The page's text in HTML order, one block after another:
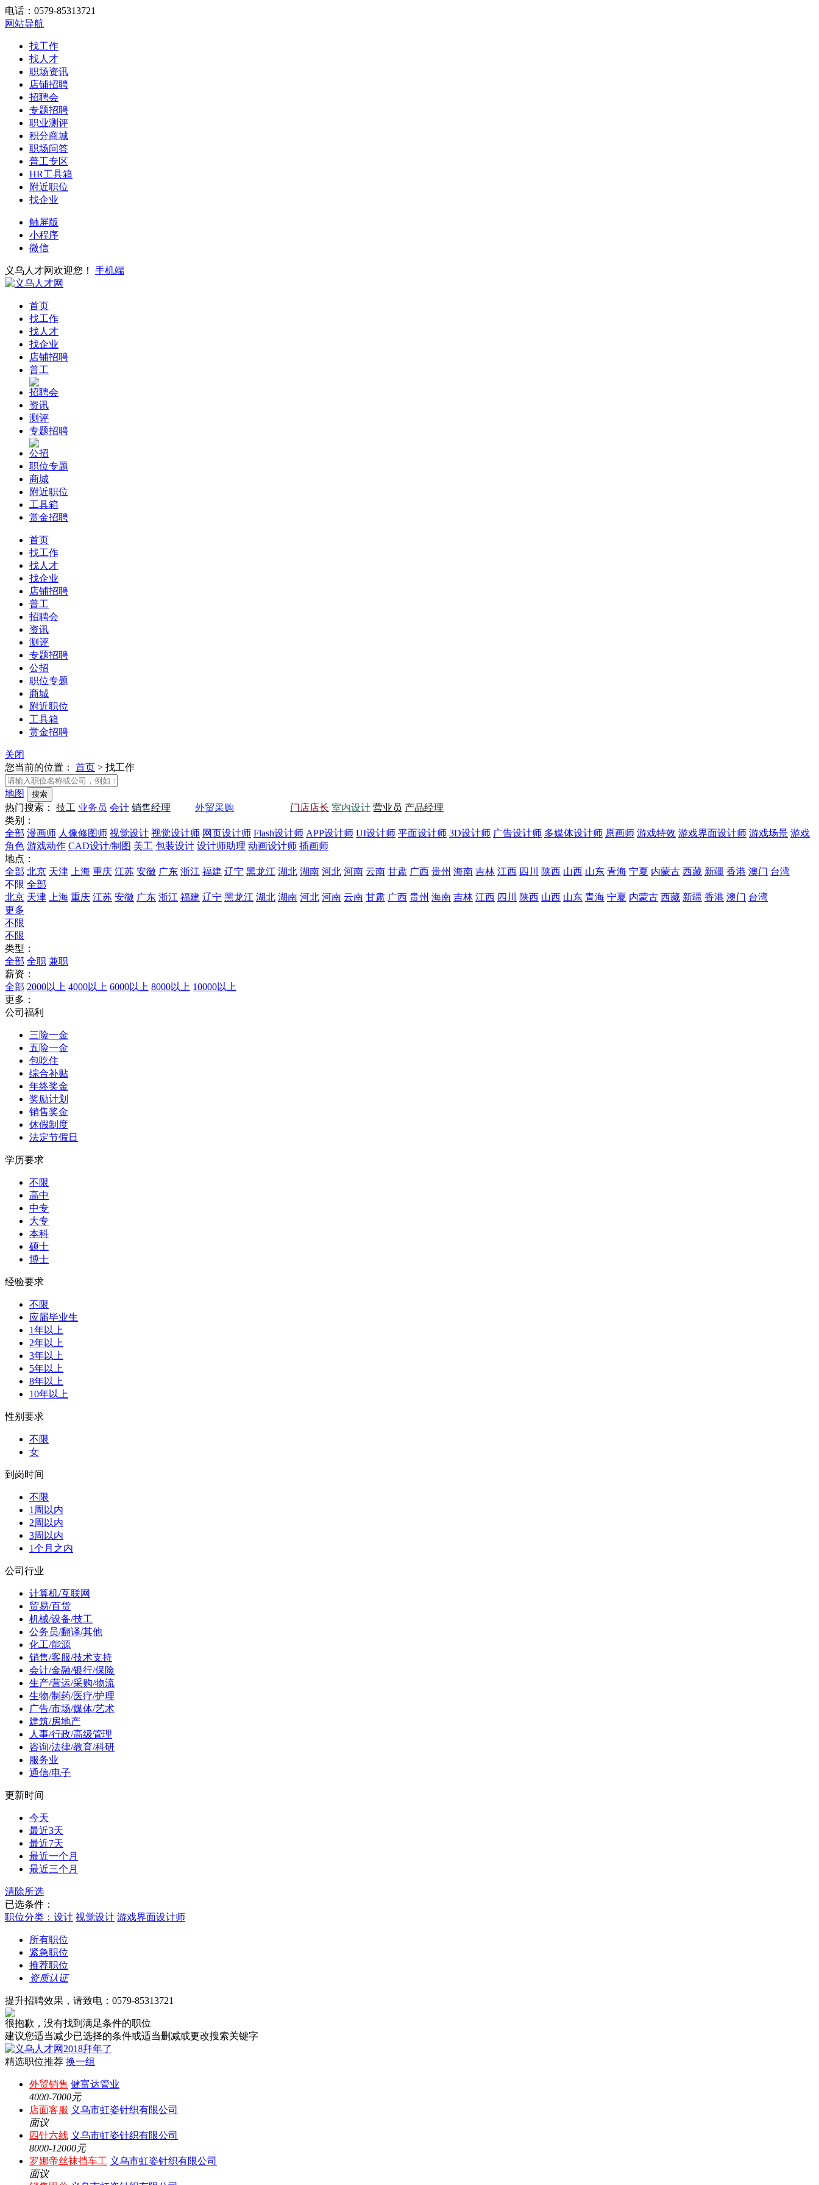
电话：0579-85313721
网站导航
找工作
找人才
职场资讯
店铺招聘
招聘会
专题招聘
职业测评
积分商城
职场问答
普工专区
HR工具箱
附近职位
找企业
触屏版
小程序
微信
义乌人才网欢迎您！ 手机端
首页
找工作
找人才
找企业
店铺招聘
普工
招聘会
资讯
测评
专题招聘
公招
职位专题
商城
附近职位
工具箱
赏金招聘
首页
找工作
找人才
找企业
店铺招聘
普工
招聘会
资讯
测评
专题招聘
公招
职位专题
商城
附近职位
工具箱
赏金招聘
关闭
您当前的位置： 首页 > 找工作
地图
热门搜索： 技工 业务员 会计 销售经理 外贸采购 门店店长 室内设计 营业员 产品经理
类别：
全部 漫画师 人像修图师 视觉设计 视觉设计师 网页设计师 Flash设计师 APP设计师 UI设计师 平面设计师 3D设计师 广告设计师 多媒体设计师 原画师 游戏特效 游戏界面设计师 游戏场景 游戏
角色 游戏动作 CAD设计/制图 美工 包装设计 设计师助理 动画设计师 插画师
地点：
全部 北京 天津 上海 重庆 江苏 安徽 广东 浙江 福建 辽宁 黑龙江 湖北 湖南 河北 河南 云南 甘肃 广西 贵州 海南 吉林 江西 四川 陕西 山西 山东 青海 宁夏 内蒙古 西藏 新疆 香港 澳门 台湾
不限 全部
北京 天津 上海 重庆 江苏 安徽 广东 浙江 福建 辽宁 黑龙江 湖北 湖南 河北 河南 云南 甘肃 广西 贵州 海南 吉林 江西 四川 陕西 山西 山东 青海 宁夏 内蒙古 西藏 新疆 香港 澳门 台湾
更多
不限
不限
类型：
全部 全职 兼职
薪资：
全部 2000以上 4000以上 6000以上 8000以上 10000以上
更多：
公司福利
三险一金
五险一金
包吃住
综合补贴
年终奖金
奖励计划
销售奖金
休假制度
法定节假日
学历要求
不限
高中
中专
大专
本科
硕士
博士
经验要求
不限
应届毕业生
1年以上
2年以上
3年以上
5年以上
8年以上
10年以上
性别要求
不限
女
到岗时间
不限
1周以内
2周以内
3周以内
1个月之内
公司行业
计算机/互联网
贸易/百货
机械/设备/技工
公务员/翻译/其他
化工/能源
销售/客服/技术支持
会计/金融/银行/保险
生产/营运/采购/物流
生物/制药/医疗/护理
广告/市场/媒体/艺术
建筑/房地产
人事/行政/高级管理
咨询/法律/教育/科研
服务业
通信/电子
更新时间
今天
最近3天
最近7天
最近一个月
最近三个月
清除所选
已选条件：
职位分类：设计 视觉设计 游戏界面设计师
所有职位
紧急职位
推荐职位
资质认证
提升招聘效果，请致电：0579-85313721
很抱歉，没有找到满足条件的职位
建议您适当减少已选择的条件或适当删减或更改搜索关键字
精选职位推荐 换一组
外贸销售 健富达管业
4000-7000元
店面客服 义乌市虹姿针织有限公司
面议
四针六线 义乌市虹姿针织有限公司
8000-12000元
罗娜帝丝袜挡车工 义乌市虹姿针织有限公司
面议